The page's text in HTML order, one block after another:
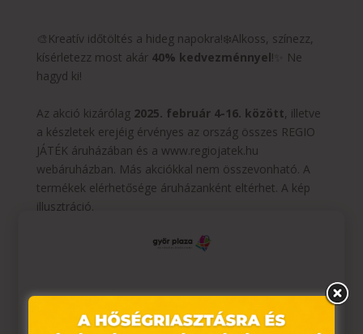
🎨Kreatív időtöltés a hideg napokra!❄️Alkoss, színezz,
kísérletezz most akár 40% kedvezménnyel!✨ Ne
hagyd ki!
Az akció kizárólag2025. február 4-16. között, illetve
a készletek erejéig érvényes az ország összes REGIO
JÁTÉK áruházában és a www.regiojatek.hu
webáruházban. Más akciókkal nem összevonható. A
termékek elérhetősége áruházanként eltérhet. A kép
illusztráció.
https://www.regiojatek.hu/termek-lista-